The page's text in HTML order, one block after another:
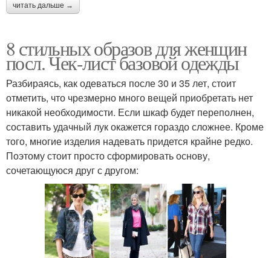
читать дальше →
8 стильных образов для женщин
посл. Чек-лист базовой одежды
Разбираясь, как одеваться после 30 и 35 лет, стоит
отметить, что чрезмерно много вещей приобретать нет
никакой необходимости. Если шкаф будет переполнен,
составить удачный лук окажется гораздо сложнее. Кроме
того, многие изделия надевать придется крайне редко.
Поэтому стоит просто сформировать основу,
сочетающуюся друг с другом: